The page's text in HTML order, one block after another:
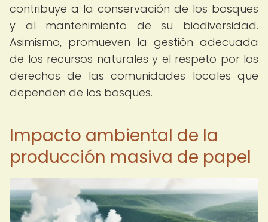
contribuye a la conservación de los bosques
y al mantenimiento de su biodiversidad.
Asimismo, promueven la gestión adecuada
de los recursos naturales y el respeto por los
derechos de las comunidades locales que
dependen de los bosques.
Impacto ambiental de la
producción masiva de papel